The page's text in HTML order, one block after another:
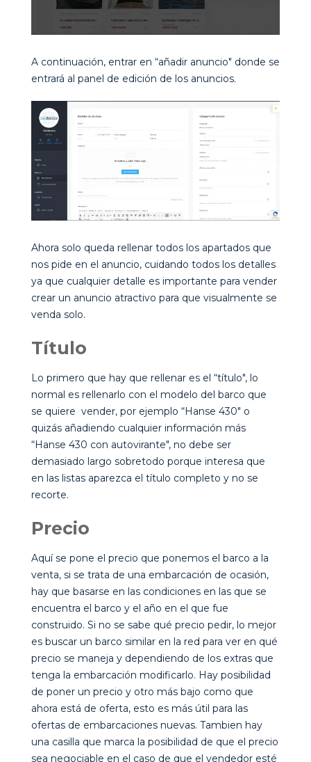
A continuación, entrar en “añadir anuncio" donde se
entrará al panel de edición de los anuncios.
Ahora solo queda rellenar todos los apartados que
nos pide en el anuncio, cuidando todos los detalles
ya que cualquier detalle es importante para vender
crear un anuncio atractivo para que visualmente se
venda solo.
Título
Lo primero que hay que rellenar es el “título", lo
normal es rellenarlo con el modelo del barco que
se quiere vender, por ejemplo “Hanse 430" o
quizás añadiendo cualquier información más
“Hanse 430 con autovirante", no debe ser
demasiado largo sobretodo porque interesa que
en las listas aparezca el título completo y no se
recorte.
Precio
Aquí se pone el precio que ponemos el barco a la
venta, si se trata de una embarcación de ocasión,
hay que basarse en las condiciones en las que se
encuentra el barco y el año en el que fue
construido. Si no se sabe qué precio pedir, lo mejor
es buscar un barco similar en la red para ver en qué
precio se maneja y dependiendo de los extras que
tenga la embarcación modificarlo. Hay posibilidad
de poner un precio y otro más bajo como que
ahora está de oferta, esto es más útil para las
ofertas de embarcaciones nuevas. Tambien hay
una casilla que marca la posibilidad de que el precio
sea negociable en el caso de que el vendedor esté